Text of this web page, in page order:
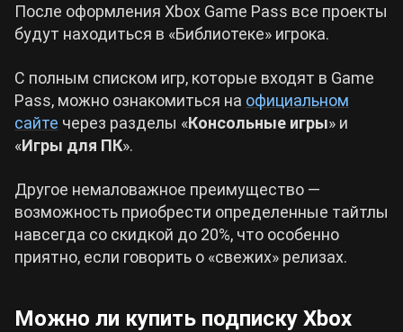
После оформления Xbox Game Pass все проекты
будут находиться в «Библиотеке» игрока.
С полным списком игр, которые входят в Game
Pass, можно ознакомиться на официальном
сайте через разделы «Консольные игры» и
«Игры для ПК».
Другое немаловажное преимущество —
возможность приобрести определенные тайтлы
навсегда со скидкой до 20%, что особенно
приятно, если говорить о «свежих» релизах.
Можно ли купить подписку Xbox